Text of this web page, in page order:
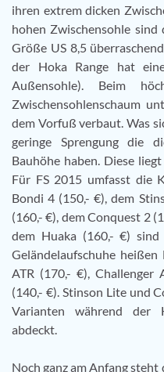
ihren extrem dicken
hohen Zwischensohle
Größe US 8,5
der Hoka Range hat
Außensohle). Beim
Zwischensohlenschaum
dem Vorfuß verbaut. Was
geringe Sprengung die
Bauhöhe haben. Diese
Für FS 2015 umfasst die
Bondi 4 (150,- €), dem
(160,- €), dem Conquest 2
dem Huaka (160,- €)
Geländelaufschuhe
ATR (170,- €), Challenger
(140,- €). Stinson Lite und
Varianten während der
abdeckt.
Noch ganz am Anfang